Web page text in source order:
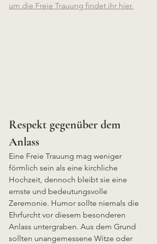
um die Freie Trauung findet ihr hier.
Respekt gegenüber dem
Anlass
Eine Freie Trauung mag weniger
förmlich sein als eine kirchliche
Hochzeit, dennoch bleibt sie eine
ernste und bedeutungsvolle
Zeremonie. Humor sollte niemals die
Ehrfurcht vor diesem besonderen
Anlass untergraben. Aus dem Grund
sollten unangemessene Witze oder